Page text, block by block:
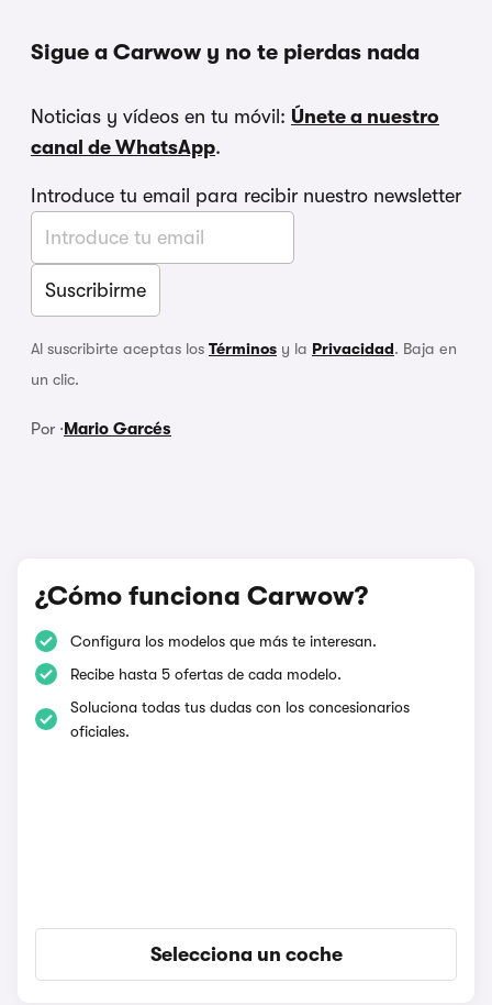
Sigue a Carwow y no te pierdas nada
Noticias y vídeos en tu móvil: Únete a nuestro
canal de WhatsApp.
Introduce tu email para recibir nuestro newsletter
Al suscribirte aceptas los Términos y la Privacidad. Baja en
un clic.
Por ·Mario Garcés
¿Cómo funciona Carwow?
Configura los modelos que más te interesan.
Recibe hasta 5 ofertas de cada modelo.
Soluciona todas tus dudas con los concesionarios
oficiales.
Selecciona un coche